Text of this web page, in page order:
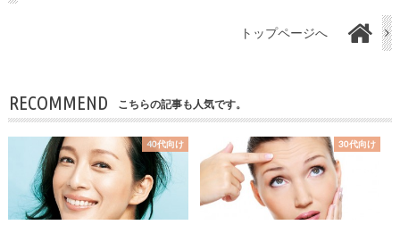
トップページへ
RECOMMEND こちらの記事も人気です。
40代向け 30代向け